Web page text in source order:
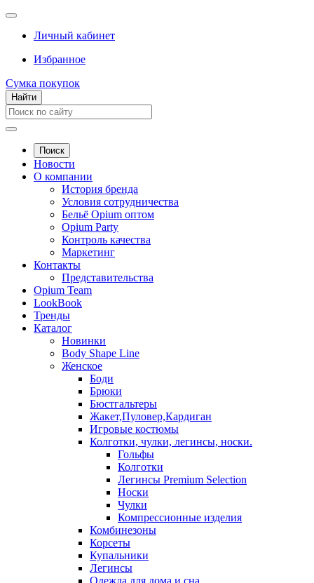
Личный кабинет
Избранное
Сумка покупок
Найти
Поиск
Новости
О компании
История бренда
Условия сотрудничества
Бельё Opium оптом
Opium Party
Контроль качества
Маркетинг
Контакты
Представительства
Opium Team
LookBook
Тренды
Каталог
Новинки
Body Shape Line
Женское
Боди
Брюки
Бюстгальтеры
Жакет,Пуловер,Кардиган
Игровые костюмы
Колготки, чулки, легинсы, носки.
Гольфы
Колготки
Легинсы Premium Selection
Носки
Чулки
Компрессионные изделия
Комбинезоны
Корсеты
Купальники
Легинсы
Одежда для дома и сна